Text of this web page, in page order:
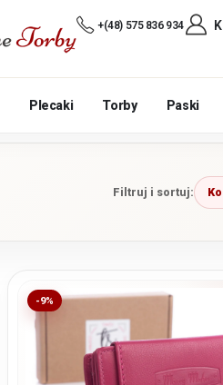
+(48) 575 836 934
Plecaki Torby Paski
Filtruj i sortuj:
-9%